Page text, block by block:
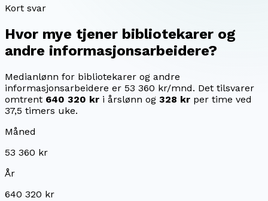
Kort svar
Hvor mye tjener bibliotekarer og
andre informasjonsarbeidere?
Medianlønn for bibliotekarer og andre
informasjonsarbeidere er 53 360 kr/mnd. Det tilsvarer
omtrent 640 320 kr i årslønn og 328 kr per time ved
37,5 timers uke.
Måned
53 360 kr
År
640 320 kr